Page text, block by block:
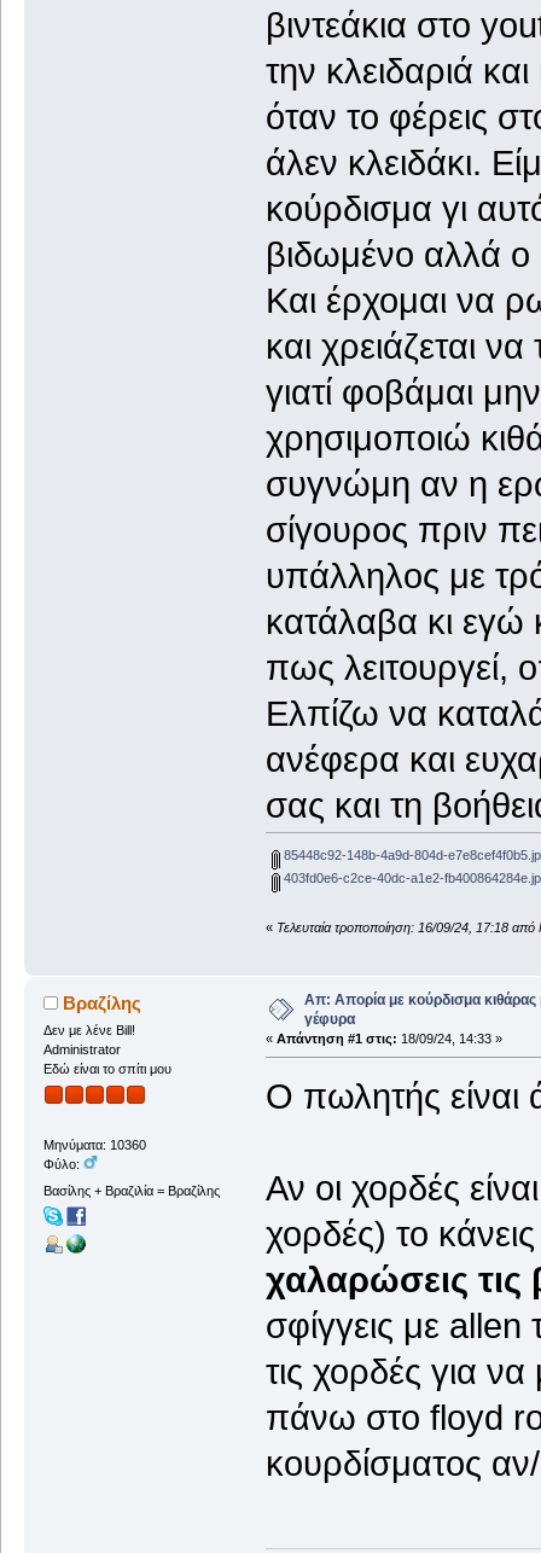
βιντεάκια στο
την κλειδαριά
όταν το φέρεις
άλεν κλειδάκι.
κούρδισμα γι
βιδωμένο αλλά ο
Και έρχομαι να
και χρειάζεται
γιατί φοβάμαι
χρησιμοποιώ
συγνώμη αν η
σίγουρος πριν
υπάλληλος με
κατάλαβα κι εγώ
πως λειτουργεί,
Ελπίζω να
ανέφερα και
σας και τη
85448c92-148b-4a9d-804d-
403fd0e6-c2ce-40dc-a1e2-
« Τελευταία τροποποίηση: 16/09/24, 17:18
Βραζίλης
Δεν με λένε Bill!
Administrator
Εδώ είναι το σπίτι μου
Μηνύματα: 10360
Φύλο:
Βασίλης + Βραζιλία = Βραζίλης
Απ: Απορία με κούρδισμα
γέφυρα
« Απάντηση #1 στις: 18/09/24, 14:33 »
Ο πωλητής είναι
Αν οι χορδές
χορδές) το
χαλαρώσεις τις
σφίγγεις με allen
τις χορδές για να
πάνω στο floyd
κουρδίσματος αν/